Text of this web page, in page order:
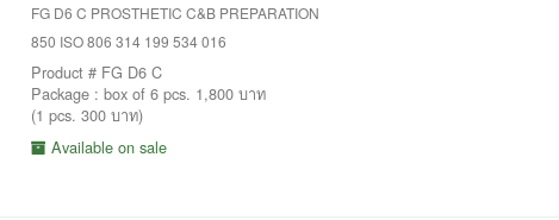
FG D6 C PROSTHETIC C&B PREPARATION
850 ISO 806 314 199 534 016
Product # FG D6 C
Package : box of 6 pcs. 1,800 บาท
(1 pcs. 300 บาท)
Available on sale